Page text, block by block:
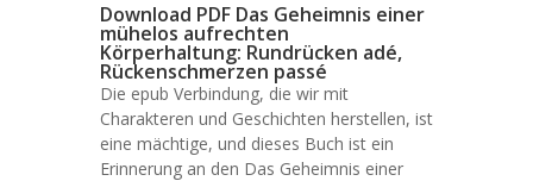
Download PDF Das Geheimnis einer
mühelos aufrechten
Körperhaltung: Rundrücken adé,
Rückenschmerzen passé
Die epub Verbindung, die wir mit
Charakteren und Geschichten herstellen, ist
eine mächtige, und dieses Buch ist ein
Erinnerung an den Das Geheimnis einer